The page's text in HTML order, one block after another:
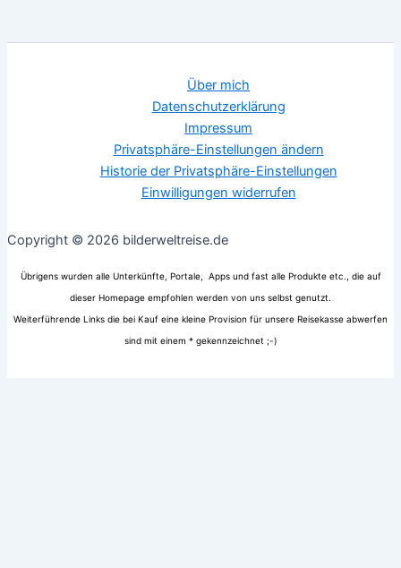
Über mich
Datenschutzerklärung
Impressum
Privatsphäre-Einstellungen ändern
Historie der Privatsphäre-Einstellungen
Einwilligungen widerrufen
Copyright © 2026 bilderweltreise.de
Übrigens wurden alle Unterkünfte, Portale, Apps und fast alle Produkte etc., die auf
dieser Homepage empfohlen werden von uns selbst genutzt.
Weiterführende Links die bei Kauf eine kleine Provision für unsere Reisekasse abwerfen
sind mit einem * gekennzeichnet ;-)